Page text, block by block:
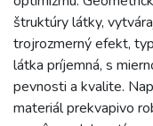
štruktúry látky,
trojrozmerný efekt,
látka príjemná, s
pevnosti a kvalite.
materiál prekvapivo